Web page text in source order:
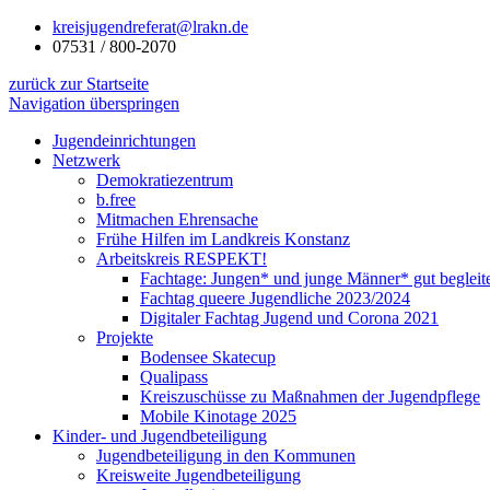
kreisjugendreferat@lrakn.de
07531 / 800-2070
zurück zur Startseite
Navigation überspringen
Jugendeinrichtungen
Netzwerk
Demokratiezentrum
b.free
Mitmachen Ehrensache
Frühe Hilfen im Landkreis Konstanz
Arbeitskreis RESPEKT!
Fachtage: Jungen* und junge Männer* gut
Fachtag queere Jugendliche 2023/2024
Digitaler Fachtag Jugend und Corona 2021
Projekte
Bodensee Skatecup
Qualipass
Kreiszuschüsse zu Maßnahmen der Jugendpflege
Mobile Kinotage 2025
Kinder- und Jugendbeteiligung
Jugendbeteiligung in den Kommunen
Kreisweite Jugendbeteiligung